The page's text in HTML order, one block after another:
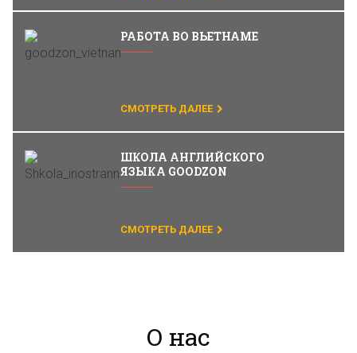
РАБОТА ВО ВЬЕТНАМЕ
СМОТРЕТЬ ДАЛЕЕ
ШКОЛА АНГЛИЙСКОГО
ЯЗЫКА GOODZON
CМОТРЕТЬ ДАЛЕЕ
О нас